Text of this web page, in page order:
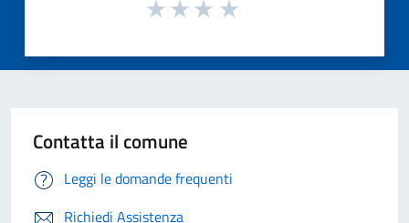
Contatta il comune
Leggi le domande frequenti
Richiedi Assistenza